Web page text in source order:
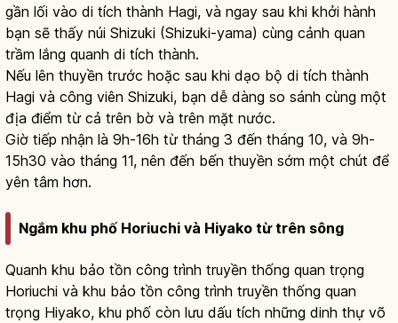
gần lối vào di tích thành Hagi, và ngay sau khi khởi hành
bạn sẽ thấy núi Shizuki (Shizuki-yama) cùng cảnh quan
trầm lắng quanh di tích thành.
Nếu lên thuyền trước hoặc sau khi dạo bộ di tích thành
Hagi và công viên Shizuki, bạn dễ dàng so sánh cùng một
địa điểm từ cả trên bờ và trên mặt nước.
Giờ tiếp nhận là 9h-16h từ tháng 3 đến tháng 10, và 9h-
15h30 vào tháng 11, nên đến bến thuyền sớm một chút để
yên tâm hơn.
Ngắm khu phố Horiuchi và Hiyako từ trên sông
Quanh khu bảo tồn công trình truyền thống quan trọng
Horiuchi và khu bảo tồn công trình truyền thống quan
trọng Hiyako, khu phố còn lưu dấu tích những dinh thự võ